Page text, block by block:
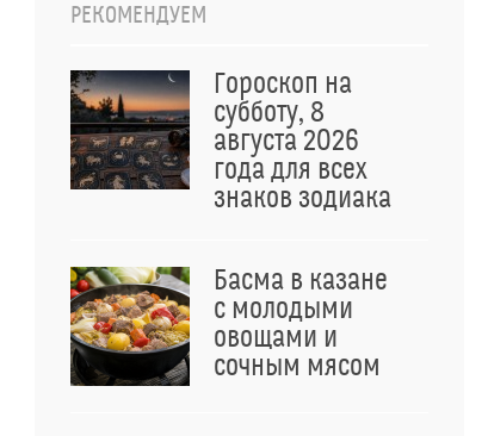
РЕКОМЕНДУЕМ
Гороскоп на
субботу, 8
августа 2026
года для всех
знаков зодиака
Басма в казане
с молодыми
овощами и
сочным мясом